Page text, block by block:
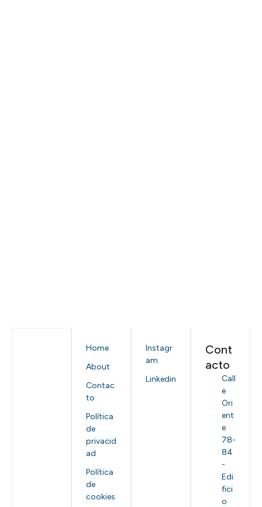
Home
About
Contac
to
Política
de
privacid
ad
Política
de
cookies
Instagr
am
Linkedin
Cont
acto
Call
e
Ori
ent
e
78-
84
-
Edi
fici
o